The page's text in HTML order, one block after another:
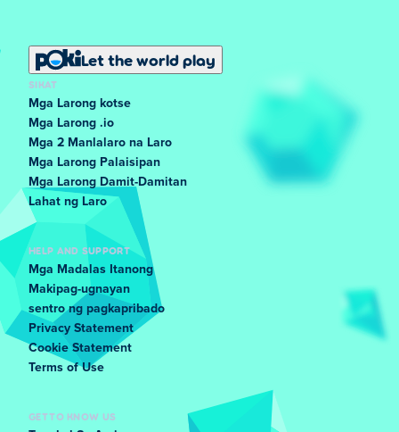
Let the world play
SIKAT
Mga Larong kotse
Mga Larong .io
Mga 2 Manlalaro na Laro
Mga Larong Palaisipan
Mga Larong Damit-Damitan
Lahat ng Laro
HELP AND SUPPORT
Mga Madalas Itanong
Makipag-ugnayan
sentro ng pagkapribado
Privacy Statement
Cookie Statement
Terms of Use
GET TO KNOW US